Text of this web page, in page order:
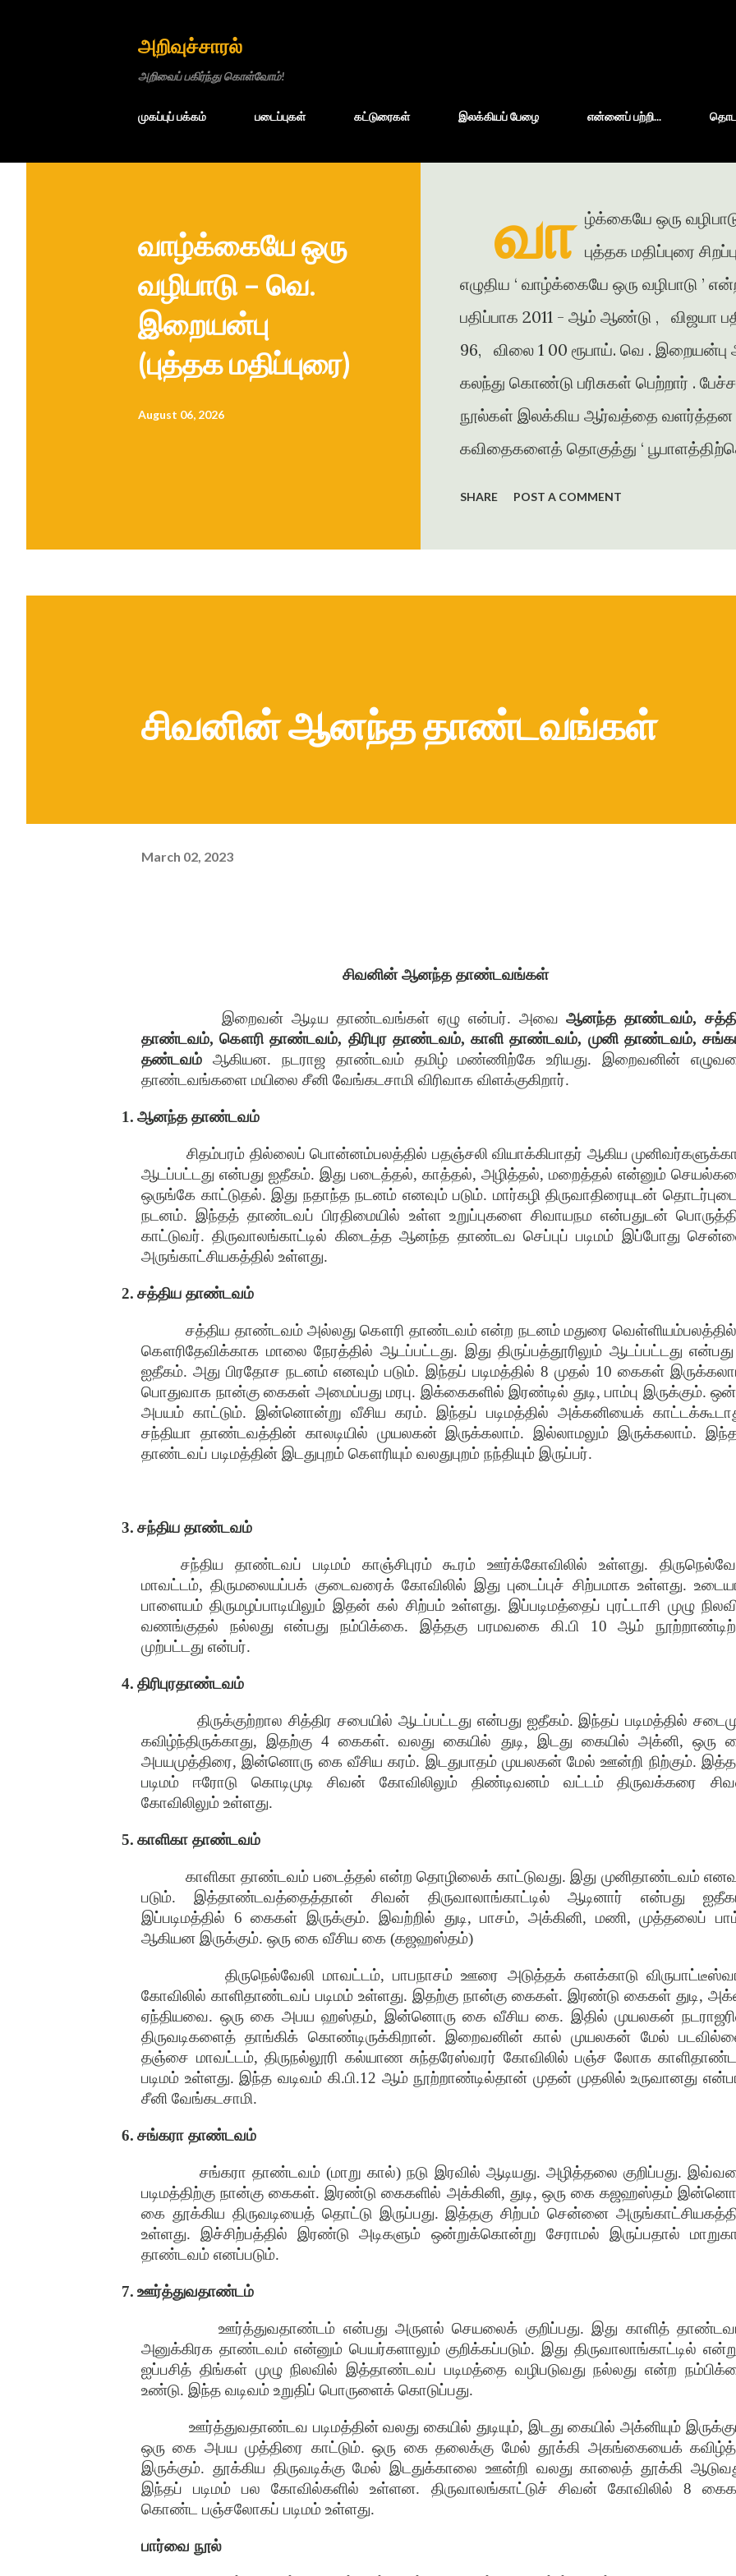
அறிவுச்சாரல்
அறிவைப் பகிர்ந்து கொள்வோம்!
முகப்புப் பக்கம் படைப்புகள் கட்டுரைகள் இலக்கியப் பேழை என்னைப் பற்றி...
வாழ்க்கையே ஒரு
வழிபாடு – வெ.
இறையன்பு
(புத்தக மதிப்புரை)
August 06, 2026
வா ழ்க்கையே ஒரு
புத்தக மதிப்புரை
எழுதிய ‘ வாழ்க்கையே ஒரு வழிபாடு
பதிப்பாக 2011 - ஆம் ஆண்டு , விஜயா
96, விலை 1 00 ரூபாய். வெ .
கலந்து கொண்டு பரிசுகள் பெற்றார் .
நூல்கள் இலக்கிய ஆர்வத்தை வளர்த்தன .
கவிதைகளைத் தொகுத்து ‘
கவிதை , கட்டுரைகளை எழுதியுள்ளார்
SHARE POST A COMMENT
சிவனின் ஆனந்த தாண்டவங்கள்
March 02, 2023
சிவனின் ஆனந்த தாண்டவங்கள்
இறைவன் ஆடிய தாண்டவங்கள் ஏழு என்பர். அவைஆனந்த தாண்டவம்,
தாண்டவம், கௌரி தாண்டவம், திரிபுர தாண்டவம், காளி தாண்டவம், முனி தாண்டவம்,
தண்டவம் ஆகியன. நடராஜ தாண்டவம் தமிழ் மண்ணிற்கே உரியது. இறைவனின்
தாண்டவங்களை மயிலை சீனி வேங்கடசாமி விரிவாக விளக்குகிறார்.
1. ஆனந்த தாண்டவம்
சிதம்பரம் தில்லைப் பொன்னம்பலத்தில் பதஞ்சலி வியாக்கிபாதர் ஆகிய
ஆடப்பட்டது என்பது ஐதீகம். இது படைத்தல், காத்தல், அழித்தல், மறைத்தல் என்னும்
ஒருங்கே காட்டுதல். இது நதாந்த நடனம் எனவும் படும். மார்கழி திருவாதிரையுடன்
நடனம். இந்தத் தாண்டவப் பிரதிமையில் உள்ள உறுப்புகளை சிவாயநம என்பதுடன்
காட்டுவர். திருவாலங்காட்டில் கிடைத்த ஆனந்த தாண்டவ செப்புப் படிமம் இப்போது
அருங்காட்சியகத்தில் உள்ளது.
2. சத்திய தாண்டவம்
சத்திய தாண்டவம் அல்லது கௌரி தாண்டவம் என்ற நடனம் மதுரை
கௌரிதேவிக்காக மாலை நேரத்தில் ஆடப்பட்டது. இது திருப்பத்தூரிலும் ஆடப்பட்டது
ஐதீகம். அது பிரதோச நடனம் எனவும் படும். இந்தப் படிமத்தில் 8 முதல் 10 கைகள்
பொதுவாக நான்கு கைகள் அமைப்பது மரபு. இக்கைகளில் இரண்டில் துடி, பாம்பு இருக்கும்.
அபயம் காட்டும். இன்னொன்று வீசிய கரம். இந்தப் படிமத்தில் அக்கனியைக்
சந்தியா தாண்டவத்தின் காலடியில் முயலகன் இருக்கலாம். இல்லாமலும் இருக்கலாம்.
தாண்டவப் படிமத்தின் இடதுபுறம் கௌரியும் வலதுபுறம் நந்தியும் இருப்பர்.
3. சந்திய தாண்டவம்
சந்திய தாண்டவப் படிமம் காஞ்சிபுரம் கூரம் ஊர்க்கோவிலில் உள்ளது.
மாவட்டம், திருமலையப்பக் குடைவரைக் கோவிலில் இது புடைப்புச் சிற்பமாக உள்ளது.
பாளையம் திருமழப்பாடியிலும் இதன் கல் சிற்பம் உள்ளது. இப்படிமத்தைப் புரட்டாசி முழு
வணங்குதல் நல்லது என்பது நம்பிக்கை. இத்தகு பரமவகை கி.பி 10 ஆம்
முற்பட்டது என்பர்.
4. திரிபுரதாண்டவம்
திருக்குற்றால சித்திர சபையில் ஆடப்பட்டது என்பது ஐதீகம். இந்தப் படிமத்தில்
கவிழ்ந்திருக்காது, இதற்கு 4 கைகள். வலது கையில் துடி, இடது கையில் அக்னி, ஒரு
அபயமுத்திரை, இன்னொரு கை வீசிய கரம். இடதுபாதம் முயலகன் மேல் ஊன்றி நிற்கும்.
படிமம் ஈரோடு கொடிமுடி சிவன் கோவிலிலும் திண்டிவனம் வட்டம் திருவக்கரை
கோவிலிலும் உள்ளது.
5. காளிகா தாண்டவம்
காளிகா தாண்டவம் படைத்தல் என்ற தொழிலைக் காட்டுவது. இது முனிதாண்டவம்
படும். இத்தாண்டவத்தைத்தான் சிவன் திருவாலாங்காட்டில் ஆடினார் என்பது
இப்படிமத்தில் 6 கைகள் இருக்கும். இவற்றில் துடி, பாசம், அக்கினி, மணி, முத்தலைப்
ஆகியன இருக்கும். ஒரு கை வீசிய கை (கஜஹஸ்தம்)
திருநெல்வேலி மாவட்டம், பாபநாசம் ஊரை அடுத்தக் களக்காடு
கோவிலில் காளிதாண்டவப் படிமம் உள்ளது. இதற்கு நான்கு கைகள். இரண்டு கைகள் துடி,
ஏந்தியவை. ஒரு கை அபய ஹஸ்தம், இன்னொரு கை வீசிய கை. இதில் முயலகன்
திருவடிகளைத் தாங்கிக் கொண்டிருக்கிறான். இறைவனின் கால் முயலகன் மேல்
தஞ்சை மாவட்டம், திருநல்லூரி கல்யாண சுந்தரேஸ்வரர் கோவிலில் பஞ்ச லோக
படிமம் உள்ளது. இந்த வடிவம் கி.பி.12 ஆம் நூற்றாண்டில்தான் முதன் முதலில் உருவானது
சீனி வேங்கடசாமி.
6. சங்கரா தாண்டவம்
சங்கரா தாண்டவம் (மாறு கால்) நடு இரவில் ஆடியது. அழித்தலை குறிப்பது.
படிமத்திற்கு நான்கு கைகள். இரண்டு கைகளில் அக்கினி, துடி, ஒரு கை கஜஹஸ்தம்
கை தூக்கிய திருவடியைத் தொட்டு இருப்பது. இத்தகு சிற்பம் சென்னை
உள்ளது. இச்சிற்பத்தில் இரண்டு அடிகளும் ஒன்றுக்கொன்று சேராமல் இருப்பதால்
தாண்டவம் எனப்படும்.
7. ஊர்த்துவதாண்டம்
ஊர்த்துவதாண்டம் என்பது அருளல் செயலைக் குறிப்பது. இது காளித்
அனுக்கிரக தாண்டவம் என்னும் பெயர்களாலும் குறிக்கப்படும். இது திருவாலாங்காட்டில்
ஐப்பசித் திங்கள் முழு நிலவில் இத்தாண்டவப் படிமத்தை வழிபடுவது நல்லது என்ற
உண்டு. இந்த வடிவம் உறுதிப் பொருளைக் கொடுப்பது.
ஊர்த்துவதாண்டவ படிமத்தின் வலது கையில் துடியும், இடது கையில் அக்னியும்
ஒரு கை அபய முத்திரை காட்டும். ஒரு கை தலைக்கு மேல் தூக்கி அகங்கையைக்
இருக்கும். தூக்கிய திருவடிக்கு மேல் இடதுக்காலை ஊன்றி வலது காலைத் தூக்கி
இந்தப் படிமம் பல கோவில்களில் உள்ளன. திருவாலங்காட்டுச் சிவன் கோவிலில் 8
கொண்ட பஞ்சலோகப் படிமம் உள்ளது.
பார்வை நூல்